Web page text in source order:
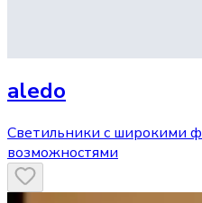
aledo
Светильники с широкими
возможностями